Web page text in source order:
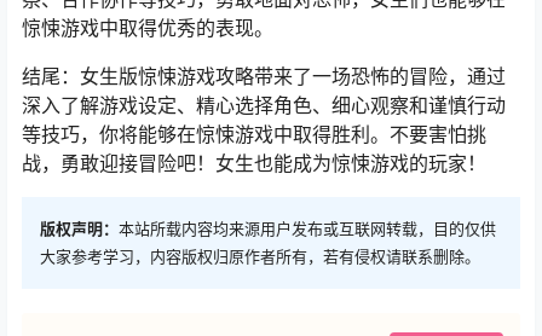
惊悚游戏中取得优秀的表现。
结尾：女生版惊悚游戏攻略带来了一场恐怖的冒险，通过
深入了解游戏设定、精心选择角色、细心观察和谨慎行动
等技巧，你将能够在惊悚游戏中取得胜利。不要害怕挑
战，勇敢迎接冒险吧！女生也能成为惊悚游戏的玩家！
版权声明： 本站所载内容均来源用户发布或互联网转载，目的仅供
大家参考学习，内容版权归原作者所有，若有侵权请联系删除。